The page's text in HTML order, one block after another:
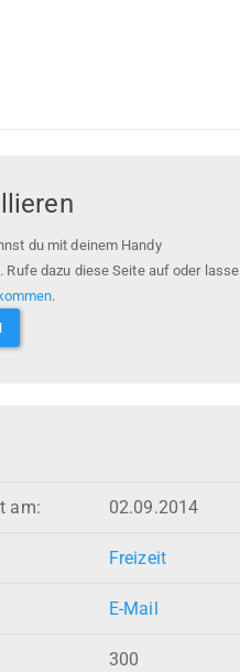
du mit deinem Handy
Rufe dazu diese Seite auf oder lasse
.
am: 02.09.2014
Freizeit
E-Mail
300